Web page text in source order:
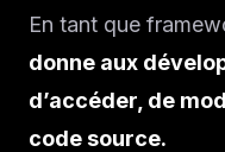
En tant que
donne aux
d’accéder, de
code source.